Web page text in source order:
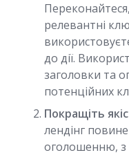
релевантні
до дії.
заголовки та
потенційних
Покращіть
лендінг
оголошенню, з